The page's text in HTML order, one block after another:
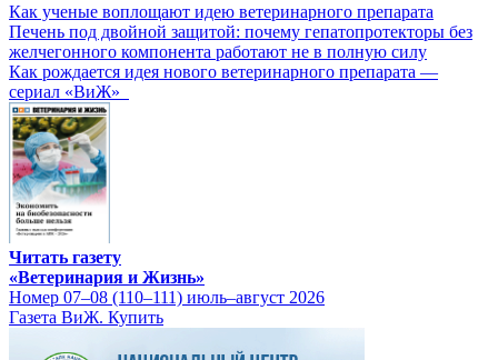
Как ученые воплощают идею ветеринарного препарата
Печень под двойной защитой: почему гепатопротекторы без
желчегонного компонента работают не в полную силу
Как рождается идея нового ветеринарного препарата —
сериал «ВиЖ»
Читать газету
«Ветеринария и Жизнь»
Номер 07–08 (110–111) июль–август 2026
Газета ВиЖ. Купить